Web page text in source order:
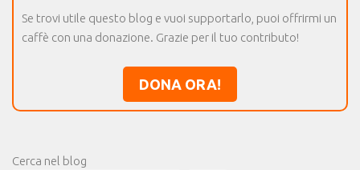
Se trovi utile questo blog e vuoi supportarlo, puoi offrirmi un
caffè con una donazione. Grazie per il tuo contributo!
DONA ORA!
Cerca nel blog